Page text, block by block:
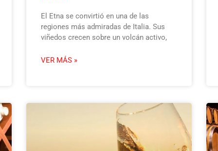
El Etna se convirtió en una de las
regiones más admiradas de Italia. Sus
viñedos crecen sobre un volcán activo,
VER MÁS »